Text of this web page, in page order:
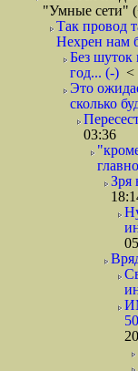
"Умные сети"
Так провод
Нехрен нам
Без шуток
год... (-) <
Это
сколько
03:36
Зря